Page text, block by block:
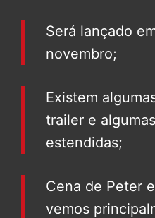
Será lançado
novembro;
Existem
trailer e
estendidas;
Cena de Peter
vemos